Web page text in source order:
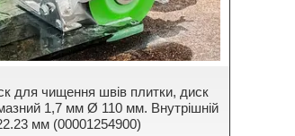
для чищення швів плитки, диск
1,7 мм Ø 110 мм. Внутрішній
мм (00001254900)